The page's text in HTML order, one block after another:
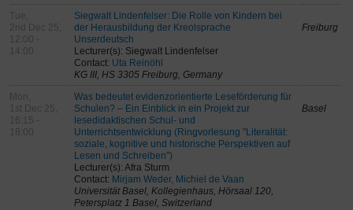
Tue,
2nd Dec 25,
12:00 -
Siegwalt Lindenfelser: Die Rolle von Kindern bei
der Herausbildung der Kreolsprache
Unserdeutsch
Lecturer(s): Siegwalt Lindenfelser
Contact: Uta Reinöhl
KG III, HS 3305 Freiburg, Germany
Freiburg
Mon,
1st Dec 25,
16:15 -
Was bedeutet evidenzorientierte Leseförderung für
Schulen? – Ein Einblick in ein Projekt zur
lesedidaktischen Schul- und
Unterrichtsentwicklung (Ringvorlesung "Literalität:
soziale, kognitive und historische Perspektiven auf
Lesen und Schreiben")
Lecturer(s): Afra Sturm
Contact: Mirjam Weder, Michiel de Vaan
Universität Basel, Kollegienhaus, Hörsaal 120,
Petersplatz 1 Basel, Switzerland
Basel